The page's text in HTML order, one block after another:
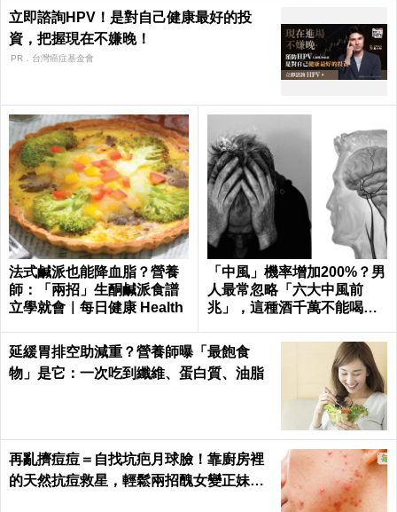
立即諮詢HPV！是對自己健康最好的投
資，把握現在不嫌晚！
PR．台灣癌症基金會
法式鹹派也能降血脂？營養
師：「兩招」生酮鹹派食譜
立學就會｜每日健康 Health
「中風」機率增加200%？男
人最常忽略「六大中風前
兆」，這種酒千萬不能喝｜
延緩胃排空助減重？營養師曝「最飽食
物」是它：一次吃到纖維、蛋白質、油脂
再亂擠痘痘＝自找坑疤月球臉！靠廚房裡
的天然抗痘救星，輕鬆兩招醜女變正妹｜